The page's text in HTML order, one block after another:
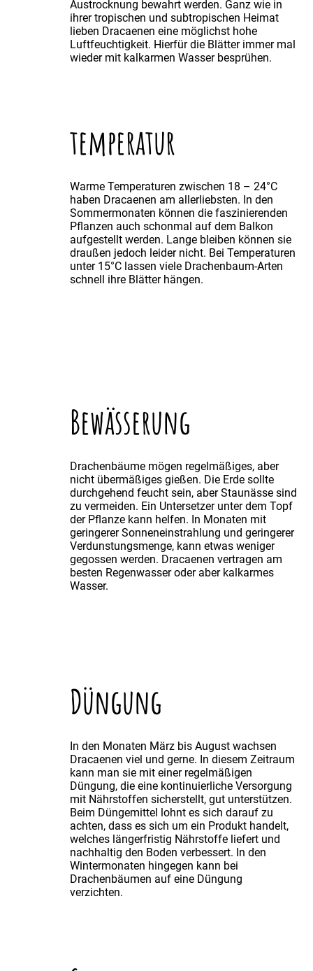
Austrocknung bewahrt werden. Ganz wie in
ihrer tropischen und subtropischen Heimat
lieben Dracaenen eine möglichst hohe
Luftfeuchtigkeit. Hierfür die Blätter immer mal
wieder mit kalkarmen Wasser besprühen.
temperatur
Warme Temperaturen zwischen 18 – 24°C
haben Dracaenen am allerliebsten. In den
Sommermonaten können die faszinierenden
Pflanzen auch schonmal auf dem Balkon
aufgestellt werden. Lange bleiben können sie
draußen jedoch leider nicht. Bei Temperaturen
unter 15°C lassen viele Drachenbaum-Arten
schnell ihre Blätter hängen.
Bewässerung
Drachenbäume mögen regelmäßiges, aber
nicht übermäßiges gießen. Die Erde sollte
durchgehend feucht sein, aber Staunässe sind
zu vermeiden. Ein Untersetzer unter dem Topf
der Pflanze kann helfen. In Monaten mit
geringerer Sonneneinstrahlung und geringerer
Verdunstungsmenge, kann etwas weniger
gegossen werden. Dracaenen vertragen am
besten Regenwasser oder aber kalkarmes
Wasser.
Düngung
In den Monaten März bis August wachsen
Dracaenen viel und gerne. In diesem Zeitraum
kann man sie mit einer regelmäßigen
Düngung, die eine kontinuierliche Versorgung
mit Nährstoffen sicherstellt, gut unterstützen.
Beim Düngemittel lohnt es sich darauf zu
achten, dass es sich um ein Produkt handelt,
welches längerfristig Nährstoffe liefert und
nachhaltig den Boden verbessert. In den
Wintermonaten hingegen kann bei
Drachenbäumen auf eine Düngung
verzichten.